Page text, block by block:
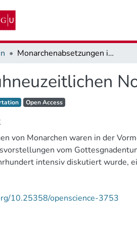
Monarchenabsetzungen im frühneuzeitlichen Nordeuropa
Access status:
Open Access,
von Monarchen waren in der
vom
intensiv diskutiert wurde,
gegen den Willen Gottes,
waren diese weder durch das
abgedeckt. Dennoch
Jahrhundert sogar in einem Viertel
10.25358/openscience-3753